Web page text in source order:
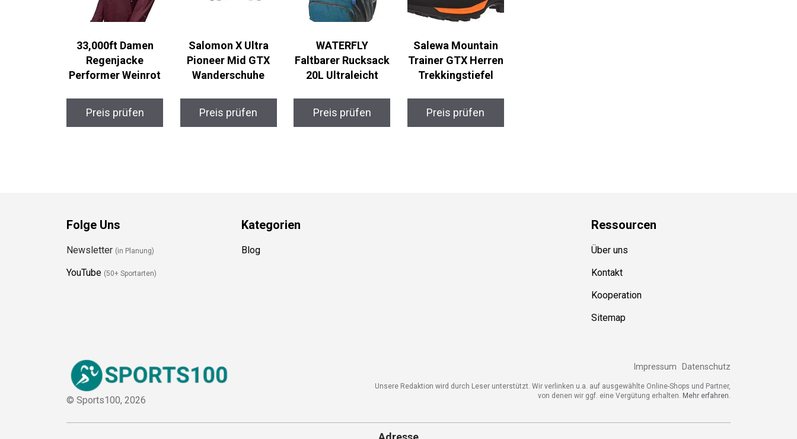
33,000ft Damen
Regenjacke
Performer Weinrot
Preis prüfen
Salomon X Ultra
Pioneer Mid GTX
Wanderschuhe
Preis prüfen
WATERFLY
Faltbarer Rucksack
20L Ultraleicht
Preis prüfen
Salewa Mountain
Trainer GTX Herren
Trekkingstiefel
Preis prüfen
Folge Uns
Newsletter (in Planung)
YouTube (50+ Sportarten)
Kategorien
Blog
Ressourcen
Über uns
Kontakt
Kooperation
Sitemap
© Sports100, 2026
Impressum Datenschutz
Unsere Redaktion wird durch Leser unterstützt. Wir verlinken u.a. auf ausgewählte Online-Shops und Partner,
von denen wir ggf. eine Vergütung erhalten. Mehr erfahren.